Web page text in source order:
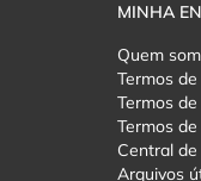
MINHA
Quem
Termos
Termos
Termos
Central
Arquivos